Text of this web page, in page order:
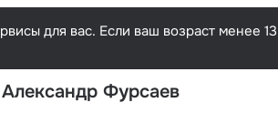
для вас. Если ваш возраст менее
Александр Фурсаев